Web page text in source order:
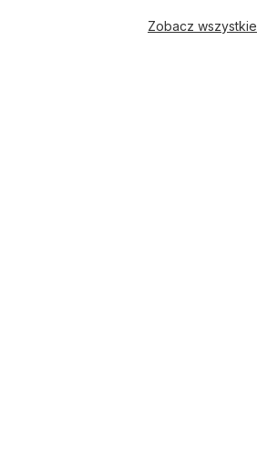
Zobacz wszystkie